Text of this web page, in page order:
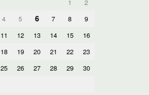
1
2
4 5 6 7 8
9
11 12 13 14 15
16
18 19 20 21 22
23
25 26 27 28 29
30